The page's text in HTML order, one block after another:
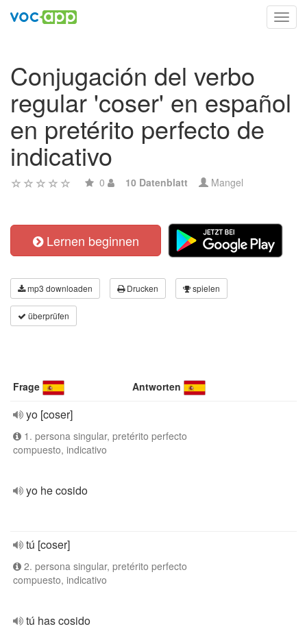
Conjugación del verbo
regular 'coser' en español
en pretérito perfecto de
indicativo
0 10 Datenblatt Mangel
Lernen beginnen
mp3 downloaden Drucken spielen
überprüfen
Frage Antworten
yo [coser]
1. persona singular, pretérito perfecto
compuesto, indicativo
yo he cosido
tú [coser]
2. persona singular, pretérito perfecto
compuesto, indicativo
tú has cosido